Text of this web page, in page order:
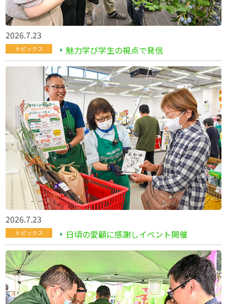
2026.7.23
トピックス 魅力学び学生の視点で発信
2026.7.23
トピックス 日頃の愛顧に感謝しイベント開催